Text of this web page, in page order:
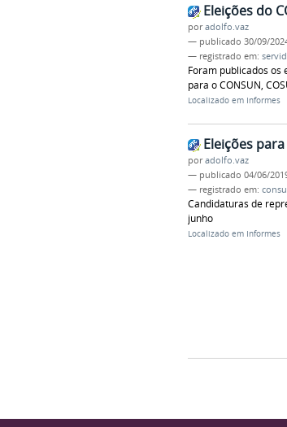
Eleições do
poradolfo.vaz
— publicado 30/09/
— registrado em:
Foram publicados
para o CONSUN,
Localizado em Informes
Eleições
poradolfo.vaz
— publicado 04/06/
— registrado em:
Candidaturas de
junho
Localizado em Informes